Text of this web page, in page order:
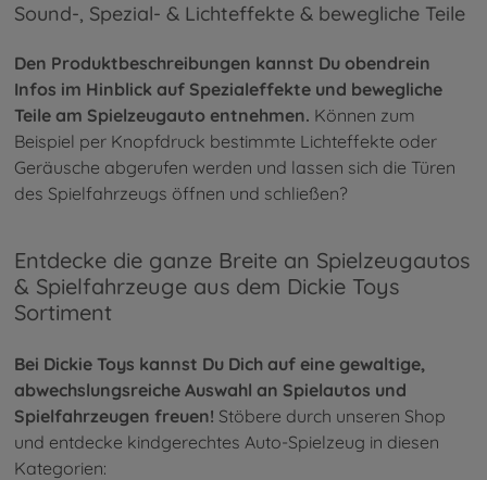
Sound-, Spezial- & Lichteffekte & bewegliche Teile
Den Produktbeschreibungen kannst Du obendrein
Infos im Hinblick auf Spezialeffekte und bewegliche
Teile am Spielzeugauto entnehmen. Können zum
Beispiel per Knopfdruck bestimmte Lichteffekte oder
Geräusche abgerufen werden und lassen sich die Türen
des Spielfahrzeugs öffnen und schließen?
Entdecke die ganze Breite an Spielzeugautos
& Spielfahrzeuge aus dem Dickie Toys
Sortiment
Bei Dickie Toys kannst Du Dich auf eine gewaltige,
abwechslungsreiche Auswahl an Spielautos und
Spielfahrzeugen freuen! Stöbere durch unseren Shop
und entdecke kindgerechtes Auto-Spielzeug in diesen
Kategorien: